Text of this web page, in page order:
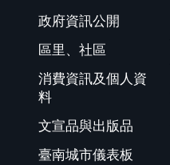
政府資訊公開
區里、社區
消費資訊及個人資
料
文宣品與出版品
臺南城市儀表板